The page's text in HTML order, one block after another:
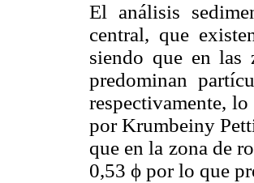
El análisis
central, que
siendo que en las
predominan
respectivamente,
por Krumbeiny
que en la zona de
0,53 ϕ por lo que